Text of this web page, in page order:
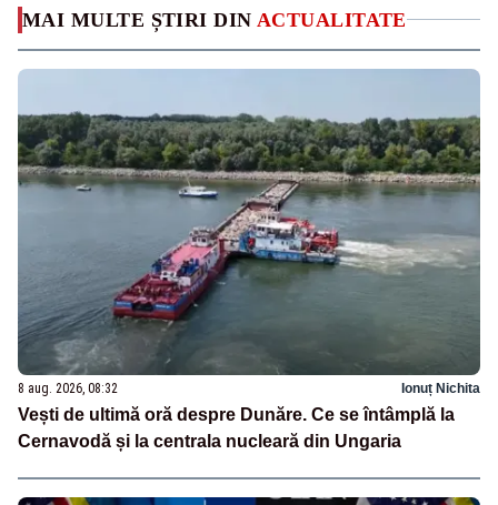
MAI MULTE ȘTIRI DIN ACTUALITATE
8 aug. 2026, 08:32 Ionuț Nichita
Vești de ultimă oră despre Dunăre. Ce se întâmplă la
Cernavodă și la centrala nucleară din Ungaria